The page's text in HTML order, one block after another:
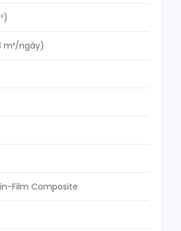
m³/ngày)
Film Composite